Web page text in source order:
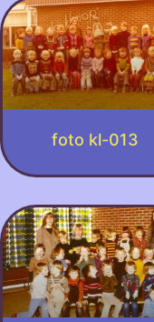
foto kl-013